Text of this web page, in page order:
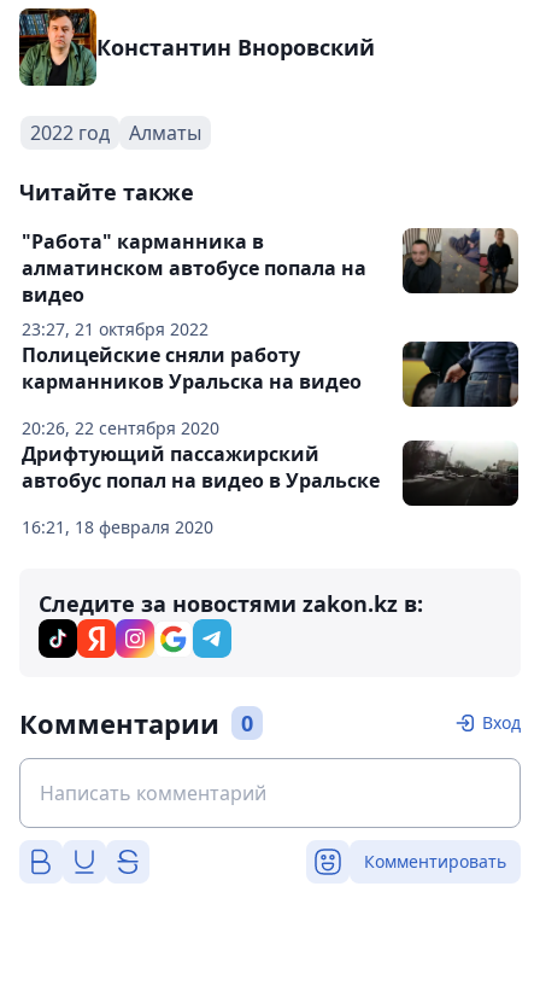
Константин Вноровский
2022 год Алматы
Читайте также
23:27, 21 октября 2022
"Работа" карманника в
алматинском автобусе попала на
видео
20:26, 22 сентября 2020
Полицейские сняли работу
карманников Уральска на видео
16:21, 18 февраля 2020
Дрифтующий пассажирский
автобус попал на видео в Уральске
Следите за новостями zakon.kz в:
Комментарии 0 Вход
Комментировать